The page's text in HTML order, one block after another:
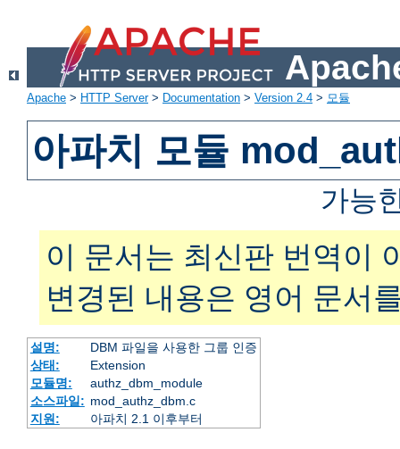
Apache > HTTP Server> Documentation > Version 2.4 > 모듈
아파치 모듈
가능
이 문서는 최신판 번역이
변경된 내용은 영어 문서
설명:
DBM 파일을 사용한 그룹 인증
상태:
Extension
모듈명:
authz_dbm_module
소스파일: mod_authz_dbm.c
지원:
아파치 2.1 이후부터